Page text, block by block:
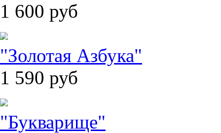
1 600 руб
"Золотая Азбука"
1 590 руб
"Букварище"